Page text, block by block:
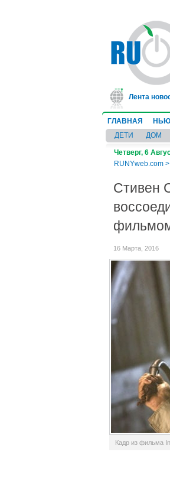
Лента
Трамп отложил введение 50-процентных
ГЛАВНАЯ
ДЕТИ
ДОМ
Четверг, 6
RUNYweb.com >
Стивен
16 Марта, 2016
Кадр из фильма